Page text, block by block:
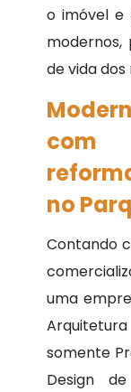
o imóvel e
modernos,
de vida
com
no
Contando
uma
somente
Design